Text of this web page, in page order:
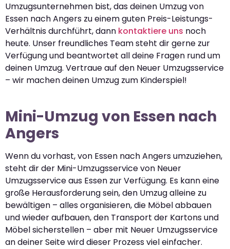
Umzugsunternehmen bist, das deinen Umzug von
Essen nach Angers zu einem guten Preis-Leistungs-
Verhältnis durchführt, dann kontaktiere uns noch
heute. Unser freundliches Team steht dir gerne zur
Verfügung und beantwortet all deine Fragen rund um
deinen Umzug. Vertraue auf den Neuer Umzugsservice
– wir machen deinen Umzug zum Kinderspiel!
Mini-Umzug von Essen nach
Angers
Wenn du vorhast, von Essen nach Angers umzuziehen,
steht dir der Mini-Umzugsservice von Neuer
Umzugsservice aus Essen zur Verfügung. Es kann eine
große Herausforderung sein, den Umzug alleine zu
bewältigen – alles organisieren, die Möbel abbauen
und wieder aufbauen, den Transport der Kartons und
Möbel sicherstellen – aber mit Neuer Umzugsservice
an deiner Seite wird dieser Prozess viel einfacher.